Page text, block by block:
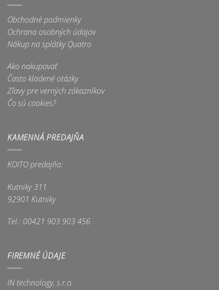
Obchodné podmienky
Ochrana osobných údajov
Nákup na splátky Quatro
Ako nakupovať
Často kladené otázky
Zľavy pre verných zákazníkov
Čo sú cookies?
KAMENNÁ PREDAJŇA
KOITO predajňa:
Kutniky 311
92901 Kutniky
Tel.: 00421 903 903 456
FIREMNÉ ÚDAJE
IN technology, s.r.o.